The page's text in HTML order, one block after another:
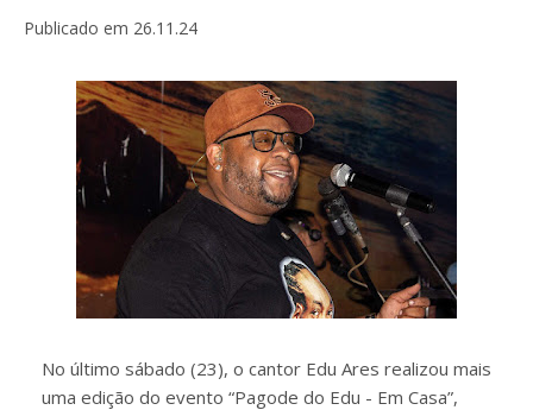
Publicado em 26.11.24
No último sábado (23), o cantor Edu Ares realizou mais
uma edição do evento “Pagode do Edu - Em Casa”,